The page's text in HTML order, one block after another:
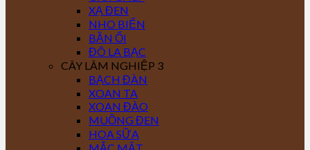
XẠ ĐEN
NHO BIỂN
BẦN ỔI
ĐÔ LA BẠC
CÂY LÂM NGHIỆP 3
BẠCH ĐÀN
XOAN TA
XOAN ĐÀO
MUỒNG ĐEN
HOA SỮA